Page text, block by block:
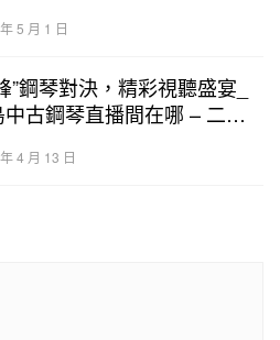
5 月 1 日
”鋼琴對決，精彩視聽盛宴_
中古鋼琴直播間在哪 – 二手
4 月 13 日